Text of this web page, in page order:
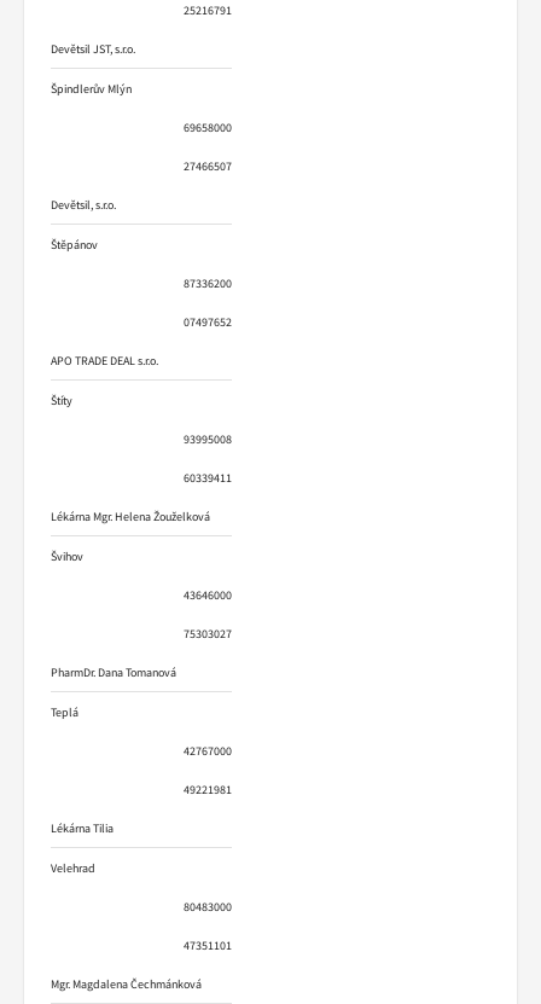
25216791
Devětsil JST, s.r.o.
Špindlerův Mlýn
69658000
27466507
Devětsil, s.r.o.
Štěpánov
87336200
07497652
APO TRADE DEAL s.r.o.
Štíty
93995008
60339411
Lékárna Mgr. Helena Žouželková
Švihov
43646000
75303027
PharmDr. Dana Tomanová
Teplá
42767000
49221981
Lékárna Tilia
Velehrad
80483000
47351101
Mgr. Magdalena Čechmánková